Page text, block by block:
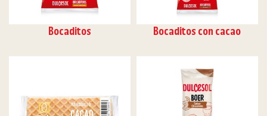
Bocaditos Bocaditos con cacao